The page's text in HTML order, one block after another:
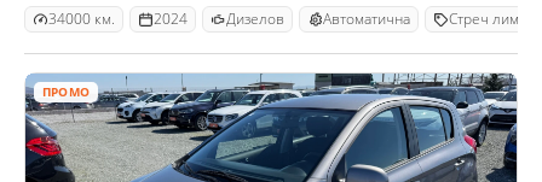
34000 км. 2024 Дизелов Автоматична Стреч
ПРОМО